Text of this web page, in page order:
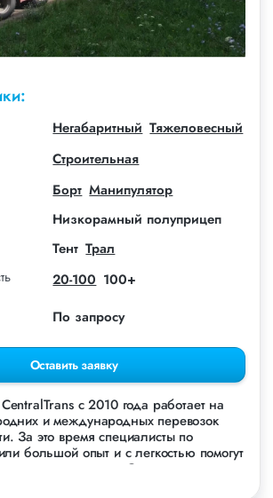
Негабаритный Тяжеловесный
Строительная
Борт Манипулятор
Низкорамный полуприцеп
Тент Трал
20-100 100+
По запросу
Оставить заявку
с 2010 года работает на
и международных перевозок
За это время специалисты по
большой опыт и с легкостью помогут
в том числе Станки.